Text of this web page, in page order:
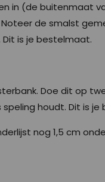
in (de buitenmaat
de smalst
is je bestelmaat.
Doe dit op
houdt. Dit is je
nog 1,5 cm